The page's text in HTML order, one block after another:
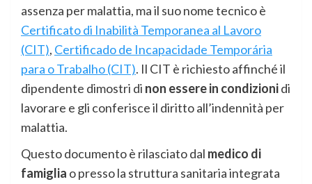
assenza per malattia, ma il suo nome tecnico è
Certificato di Inabilità Temporanea al Lavoro
(CIT), Certificado de Incapacidade Temporária
para o Trabalho (CIT). Il CIT è richiesto affinché il
dipendente dimostri di non essere in condizionidi
lavorare e gli conferisce il diritto all’indennità per
malattia.
Questo documento è rilasciato dal medico di
famiglia o presso la struttura sanitaria integrata